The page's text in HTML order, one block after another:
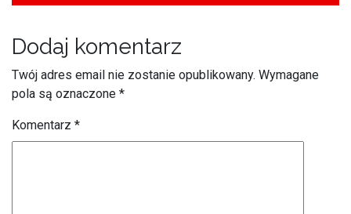
Dodaj komentarz
Twój adres email nie zostanie opublikowany. Wymagane
pola są oznaczone *
Komentarz *